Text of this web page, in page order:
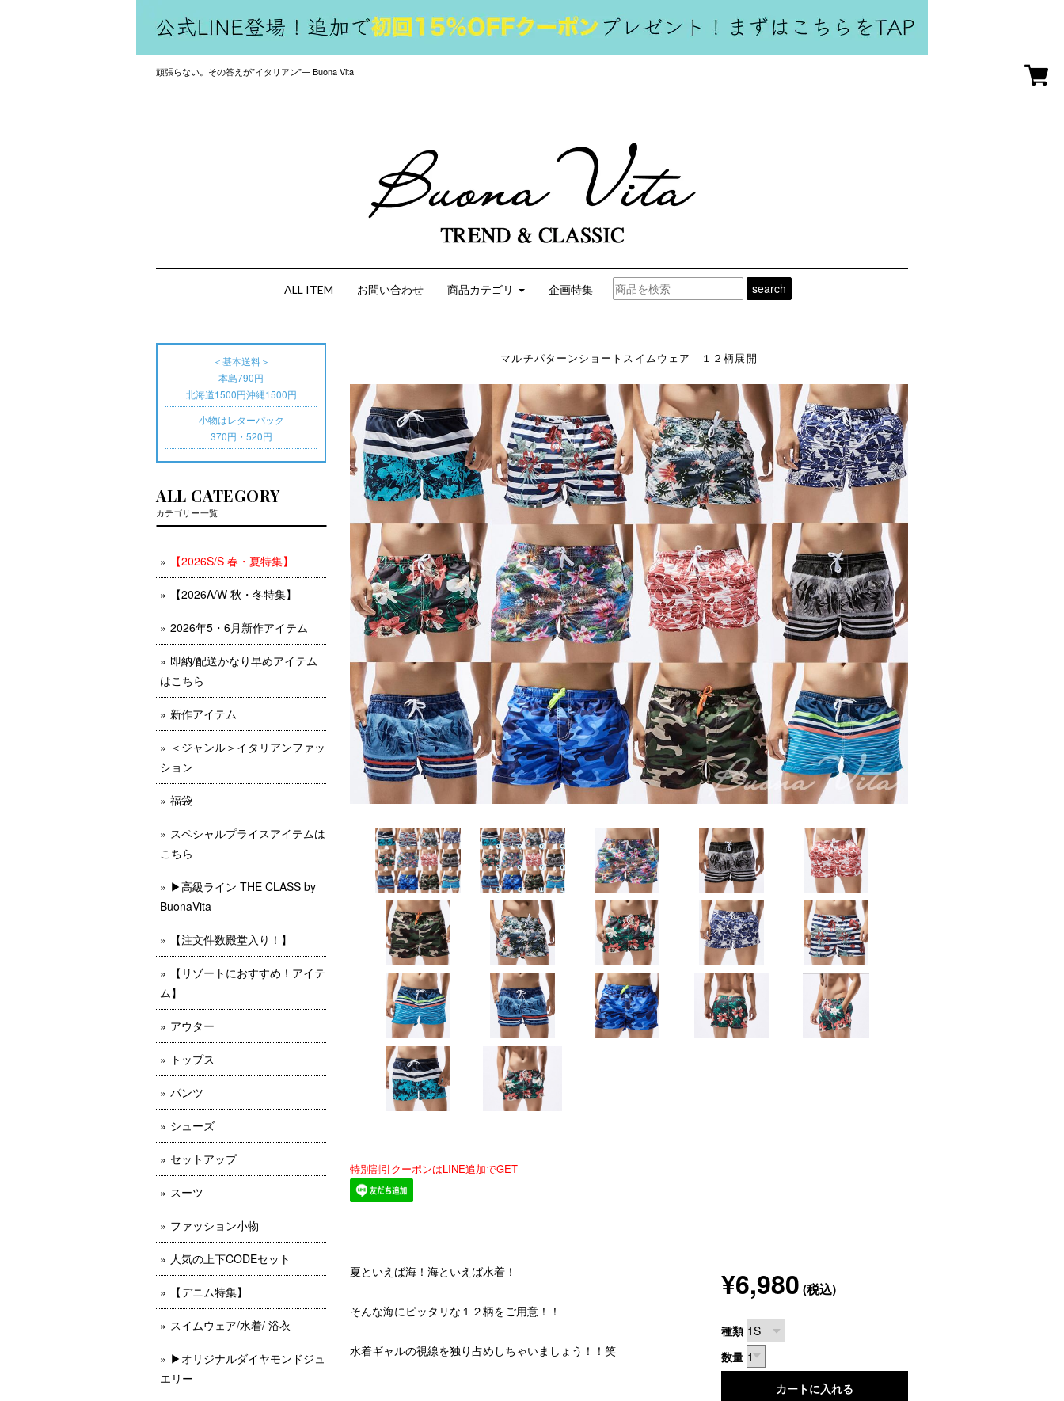
頑張らない。その答えが"イタリアン"— Buona Vita
ALL ITEM お問い合わせ 商品カテゴリ 企画特集 search
マルチパターンショートスイムウェア １２柄展開
特別割引クーポンはLINE追加でGET
夏といえば海！海といえば水着！
そんな海にピッタリな１２柄をご用意！！
水着ギャルの視線を独り占めしちゃいましょう！！笑
¥6,980 (税込)
種類
数量
＜基本送料＞
本島790円
北海道1500円沖縄1500円
小物はレターパック
370円・520円
ALL CATEGORY
カテゴリー一覧
【2026S/S 春・夏特集】
【2026A/W 秋・冬特集】
2026年5・6月新作アイテム
即納/配送かなり早めアイテム
はこちら
新作アイテム
＜ジャンル＞イタリアンファッ
ション
福袋
スペシャルプライスアイテムは
こちら
▶︎高級ライン THE CLASS by
BuonaVita
【注文件数殿堂入り！】
【リゾートにおすすめ！アイテ
ム】
アウター
トップス
パンツ
シューズ
セットアップ
スーツ
ファッション小物
人気の上下CODEセット
【デニム特集】
スイムウェア/水着/ 浴衣
▶︎オリジナルダイヤモンドジュ
エリー